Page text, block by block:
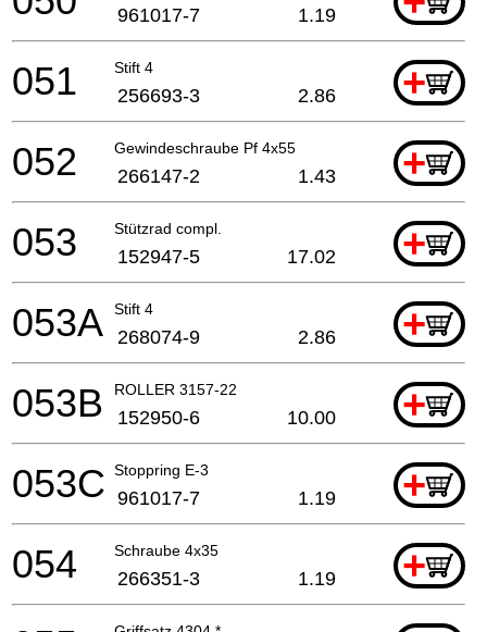
961017-7 1.19
Stift 4 +
051 256693-3 2.86
Gewindeschraube Pf 4x55 +
052 266147-2 1.43
Stützrad compl. +
053 152947-5 17.02
Stift 4 +
053A 268074-9 2.86
ROLLER 3157-22 +
053B 152950-6 10.00
Stoppring E-3 +
053C 961017-7 1.19
Schraube 4x35 +
054 266351-3 1.19